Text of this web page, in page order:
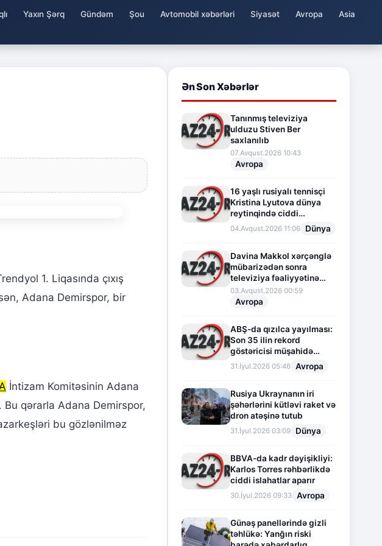
Yaxın Şərq Gündəm Şou Avtomobil xəbərləri Siyasət Avropa
Asia
1. Liqasında çıxış
Adana Demirspor, bir
İntizam Komitəsinin Adana
Bu qərarla Adana Demirspor,
bu gözlənilməz
Ən Son Xəbərlər
Tanınmış televiziya
ulduzu Stiven Ber
saxlanılıb
07.Avqust.2026 10:43
Avropa
16 yaşlı rusiyalı tennisçi
Kristina Lyutova dünya
reytinqində ciddi
irəliləyişə imza atdı
04.Avqust.2026 11:06 Dünya
Davina Makkol xərçənglə
mübarizədən sonra
televiziya fəaliyyətinə
fasilə verir
03.Avqust.2026 00:59
Avropa
ABŞ-da qızılca yayılması:
Son 35 ilin rekord
göstəricisi müşahidə
olunur
31.İyul.2026 05:46 Avropa
Rusiya Ukraynanın iri
şəhərlərini kütləvi raket və
dron atəşinə tutub
31.İyul.2026 03:09 Dünya
BBVA-da kadr dəyişikliyi:
Karlos Torres rəhbərlikdə
ciddi islahatlar aparır
30.İyul.2026 09:33 Avropa
Günəş panellərində gizli
təhlükə: Yanğın riski